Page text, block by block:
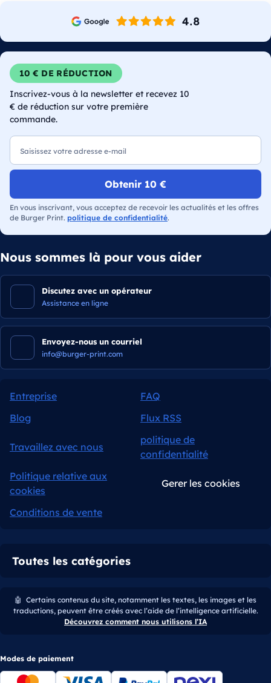
10 € DE RÉDUCTION
Inscrivez-vous à la newsletter et recevez 10
€ de réduction sur votre première
commande.
E-mail
Obtenir 10 €
En vous inscrivant, vous acceptez de recevoir les actualités et les offres
de Burger Print. politique de confidentialité.
Nous sommes là pour vous aider
Discutez avec un opérateur
Assistance en ligne
Envoyez-nous un courriel
info@burger-print.com
Entreprise
FAQ
Blog
Flux RSS
Travaillez avec nous
politique de
confidentialité
Politique relative aux
cookies
Gerer les cookies
Conditions de vente
Toutes les catégories
🤖 Certains contenus du site, notamment les textes, les images et les
traductions, peuvent être créés avec l’aide de l’intelligence artificielle.
Découvrez comment nous utilisons l’IA
Modes de paiement